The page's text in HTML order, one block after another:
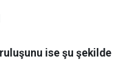
ise şu şekilde